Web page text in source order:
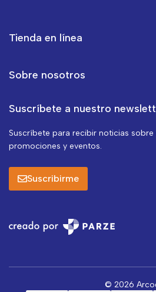
Tienda en línea
Sobre nosotros
Suscríbete a nuestro
Suscríbete para recibir noticias
promociones y eventos.
Suscribirme
© 2026